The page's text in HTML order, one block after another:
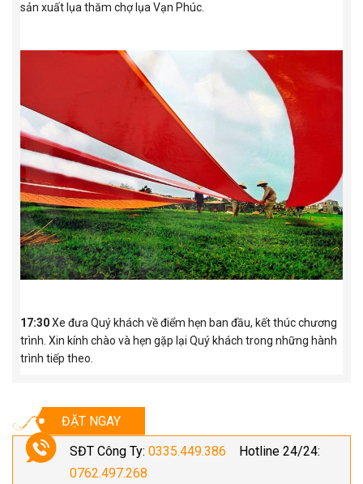
sản xuất lụa thăm chợ lụa Vạn Phúc.
17:30Xe đưa Quý khách về điểm hẹn ban đầu, kết thúc chương
trình. Xin kính chào và hẹn gặp lại Quý khách trong những hành
trình tiếp theo.
ĐẶT NGAY
SĐT Công Ty: 0335.449.386 Hotline 24/24:
0762.497.268